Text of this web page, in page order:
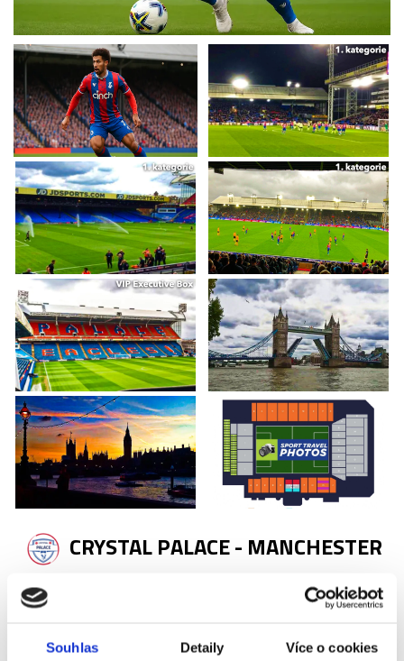
Souhlas Detaily Více o cookies
CRYSTAL PALACE - MANCHESTER
Příplatky za vstupenky vyšší kategorie